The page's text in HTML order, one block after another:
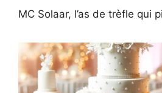
MC Solaar, l’as de trèfle qui